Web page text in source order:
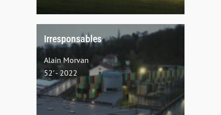
Irresponsables
Alain Morvan
52' - 2022